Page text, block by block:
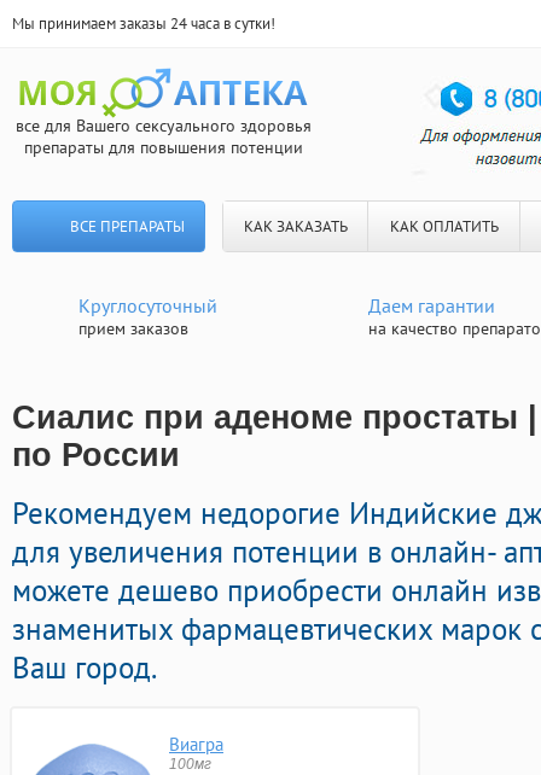
Мы принимаем заказы 24 часа в сутки!
все для Вашего сексуального здоровья
препараты для повышения потенции
ВСЕ ПРЕПАРАТЫ КАК ЗАКАЗАТЬ КАК ОПЛАТИТЬ
Круглосуточный
прием заказов
Даем гарантии
на качество
Сиалис при аденоме простаты
по России
Рекомендуем недорогие Индийские
для увеличения потенции в онлайн-
можете дешево приобрести онлайн
знаменитых фармацевтических марок
Ваш город.
Виагра
100мг